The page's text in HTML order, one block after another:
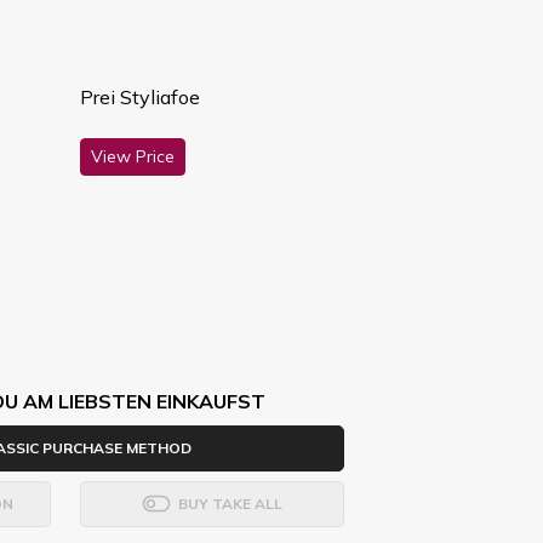
Prei Styliafoe
View Price
AM LIEBSTEN EINKAUFST
PURCHASE METHOD
BUY TAKE ALL